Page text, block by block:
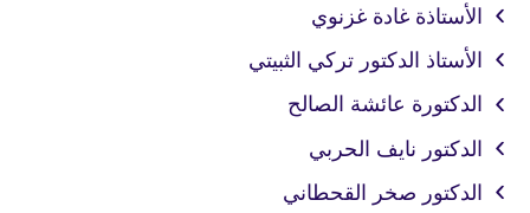
الأستاذة غادة غزنوي
الأستاذ الدكتور تركي الثبيتي
الدكتورة عائشة الصالح
الدكتور نايف الحربي
الدكتور صخر القحطاني